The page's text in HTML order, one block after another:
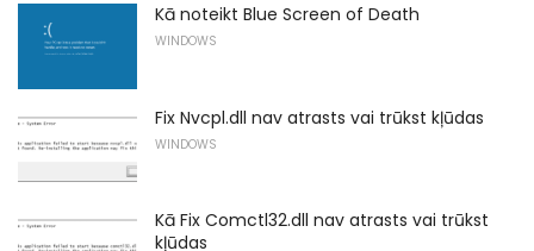
Kā noteikt Blue Screen of Death
WINDOWS
Fix Nvcpl.dll nav atrasts vai trūkst kļūdas
WINDOWS
Kā Fix Comctl32.dll nav atrasts vai trūkst
kļūdas